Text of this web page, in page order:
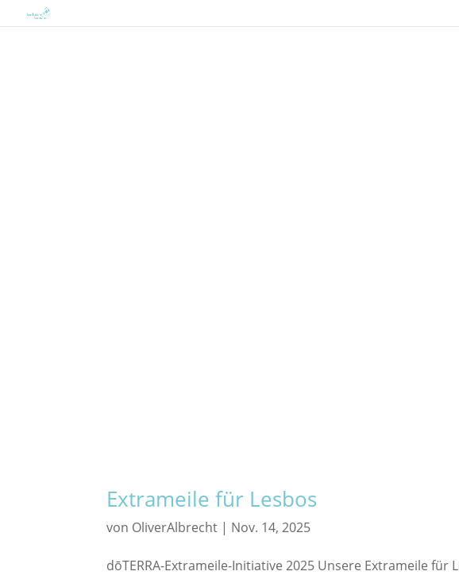
Extrameile für Lesbos
von OliverAlbrecht | Nov. 14, 2025
dōTERRA-Extrameile-Initiative 2025 Unsere Extrameile